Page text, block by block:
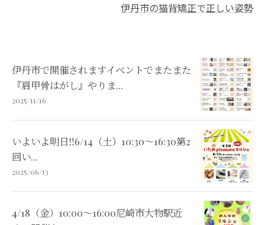
伊丹市の猫背矯正で正しい姿勢
伊丹市で開催されますイベントでまたまた
『肩甲骨はがし』やりま...
2025/11/16
いよいよ明日‼️6/14（土）10:30〜16:30第2
回い...
2025/06/13
4/18（金）10:00〜16:00尼崎市大物駅近